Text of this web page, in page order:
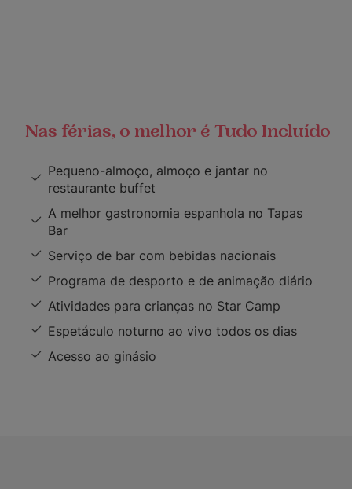
Nas férias, o melhor é Tudo Incluído
Pequeno-almoço, almoço e jantar no
restaurante buffet
A melhor gastronomia espanhola no Tapas
Bar
Serviço de bar com bebidas nacionais
Programa de desporto e de animação diário
Atividades para crianças no Star Camp
Espetáculo noturno ao vivo todos os dias
Acesso ao ginásio